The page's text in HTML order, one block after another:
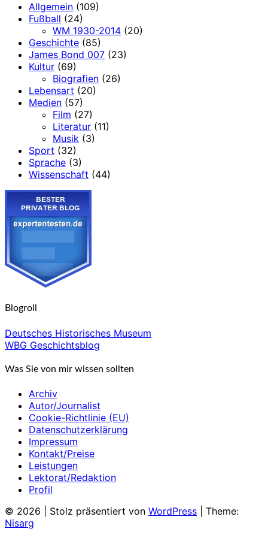
Allgemein (109)
Fußball (24)
WM 1930-2014 (20)
Geschichte (85)
James Bond 007 (23)
Kultur (69)
Biografien (26)
Lebensart (20)
Medien (57)
Film (27)
Literatur (11)
Musik (3)
Sport (32)
Sprache (3)
Wissenschaft (44)
Blogroll
Deutsches Historisches Museum
WBG Geschichtsblog
Was Sie von mir wissen sollten
Archiv
Autor/Journalist
Cookie-Richtlinie (EU)
Datenschutzerklärung
Impressum
Kontakt/Preise
Leistungen
Lektorat/Redaktion
Profil
© 2026
Stolz präsentiert von WordPress
Theme:
Nisarg